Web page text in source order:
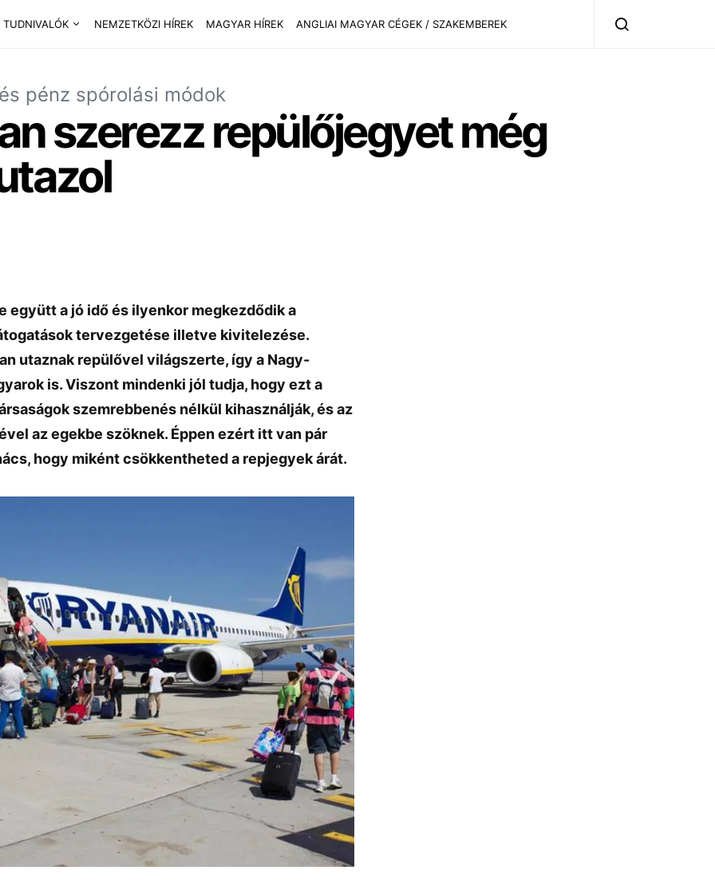
NEMZETKÖZI HÍREK MAGYAR HÍREK ANGLIAI MAGYAR CÉGEK / SZAKEMBEREK
pénz spórolási módok
szerezz repülőjegyet még
együtt a jó idő és ilyenkor megkezdődik a
tervezgetése illetve kivitelezése.
utaznak repülővel világszerte, így a Nagy-
is. Viszont mindenki jól tudja, hogy ezt a
szemrebbenés nélkül kihasználják, és az
az egekbe szöknek. Éppen ezért itt van pár
hogy miként csökkentheted a repjegyek árát.